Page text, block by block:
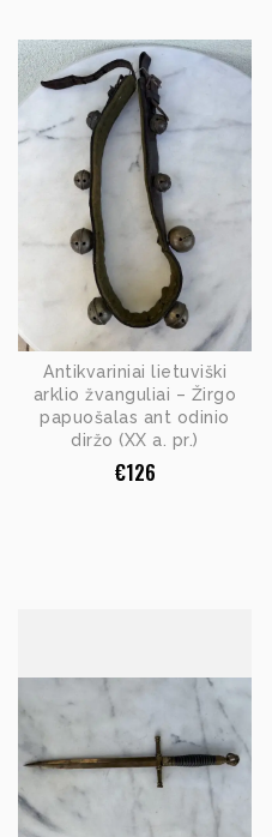
Antikvariniai lietuviški
arklio žvanguliai – Žirgo
papuošalas ant odinio
diržo (XX a. pr.)
€126